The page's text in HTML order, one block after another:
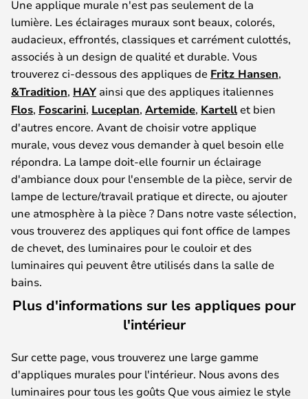
Une applique murale n'est pas seulement de la
lumière. Les éclairages muraux sont beaux, colorés,
audacieux, effrontés, classiques et carrément culottés,
associés à un design de qualité et durable. Vous
trouverez ci-dessous des appliques de Fritz Hansen,
&Tradition, HAY ainsi que des appliques italiennes
Flos, Foscarini, Luceplan, Artemide, Kartellet bien
d'autres encore. Avant de choisir votre applique
murale, vous devez vous demander à quel besoin elle
répondra. La lampe doit-elle fournir un éclairage
d'ambiance doux pour l'ensemble de la pièce, servir de
lampe de lecture/travail pratique et directe, ou ajouter
une atmosphère à la pièce ? Dans notre vaste sélection,
vous trouverez des appliques qui font office de lampes
de chevet, des luminaires pour le couloir et des
luminaires qui peuvent être utilisés dans la salle de
bains.
Plus d'informations sur les appliques pour
l'intérieur
Sur cette page, vous trouverez une large gamme
d'appliques murales pour l'intérieur. Nous avons des
luminaires pour tous les goûts Que vous aimiez le style